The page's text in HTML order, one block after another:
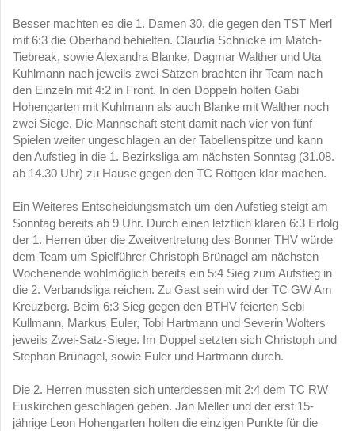
Besser machten es die 1. Damen 30, die gegen den TST Merl
mit 6:3 die Oberhand behielten. Claudia Schnicke im Match-
Tiebreak, sowie Alexandra Blanke, Dagmar Walther und Uta
Kuhlmann nach jeweils zwei Sätzen brachten ihr Team nach
den Einzeln mit 4:2 in Front. In den Doppeln holten Gabi
Hohengarten mit Kuhlmann als auch Blanke mit Walther noch
zwei Siege. Die Mannschaft steht damit nach vier von fünf
Spielen weiter ungeschlagen an der Tabellenspitze und kann
den Aufstieg in die 1. Bezirksliga am nächsten Sonntag (31.08.
ab 14.30 Uhr) zu Hause gegen den TC Röttgen klar machen.
Ein Weiteres Entscheidungsmatch um den Aufstieg steigt am
Sonntag bereits ab 9 Uhr. Durch einen letztlich klaren 6:3 Erfolg
der 1. Herren über die Zweitvertretung des Bonner THV würde
dem Team um Spielführer Christoph Brünagel am nächsten
Wochenende wohlmöglich bereits ein 5:4 Sieg zum Aufstieg in
die 2. Verbandsliga reichen. Zu Gast sein wird der TC GW Am
Kreuzberg. Beim 6:3 Sieg gegen den BTHV feierten Sebi
Kullmann, Markus Euler, Tobi Hartmann und Severin Wolters
jeweils Zwei-Satz-Siege. Im Doppel setzten sich Christoph und
Stephan Brünagel, sowie Euler und Hartmann durch.
Die 2. Herren mussten sich unterdessen mit 2:4 dem TC RW
Euskirchen geschlagen geben. Jan Meller und der erst 15-
jährige Leon Hohengarten holten die einzigen Punkte für die